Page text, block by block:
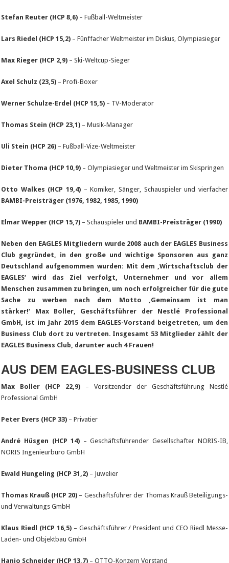
Stefan Reuter (HCP 8,6) – Fußball-Weltmeister
Lars Riedel (HCP 15,2) – Fünffacher Weltmeister im Diskus, Olympiasieger
Max Rieger (HCP 2,9) – Ski-Weltcup-Sieger
Axel Schulz (23,5) – Profi-Boxer
Werner Schulze-Erdel (HCP 15,5) – TV-Moderator
Thomas Stein (HCP 23,1) – Musik-Manager
Uli Stein (HCP 26) – Fußball-Vize-Weltmeister
Dieter Thoma (HCP 10,9) – Olympiasieger und Weltmeister im Skispringen
Otto Walkes (HCP 19,4) – Komiker, Sänger, Schauspieler und vierfacher
BAMBI-Preisträger (1976, 1982, 1985, 1990)
Elmar Wepper (HCP 15,7) – Schauspieler und BAMBI-Preisträger (1990)
Neben den EAGLES Mitgliedern wurde 2008 auch der EAGLES Business
Club gegründet, in den große und wichtige Sponsoren aus ganz
Deutschland aufgenommen wurden: Mit dem ‚Wirtschaftsclub der
EAGLES‘ wird das Ziel verfolgt, Unternehmer und vor allem
Menschen zusammen zu bringen, um noch erfolgreicher für die gute
Sache zu werben nach dem Motto ‚Gemeinsam ist man
stärker!‘ Max Boller, Geschäftsführer der Nestlé Professional
GmbH, ist im Jahr 2015 dem EAGLES-Vorstand beigetreten, um den
Business Club dort zu vertreten. Insgesamt 53 Mitglieder zählt der
EAGLES Business Club, darunter auch 4 Frauen!
AUS DEM EAGLES-BUSINESS CLUB
Max Boller (HCP 22,9) – Vorsitzender der Geschäftsführung Nestlé
Professional GmbH
Peter Evers (HCP 33) – Privatier
André Hüsgen (HCP 14) – Geschäftsführender Gesellschafter NORIS-IB,
NORIS Ingenieurbüro GmbH
Ewald Hungeling (HCP 31,2) – Juwelier
Thomas Krauß (HCP 20) – Geschäftsführer der Thomas Krauß Beteiligungs-
und Verwaltungs GmbH
Klaus Riedl (HCP 16,5) – Geschäftsführer / President und CEO Riedl Messe-
Laden- und Objektbau GmbH
Hanjo Schneider (HCP 13,7) – OTTO-Konzern Vorstand